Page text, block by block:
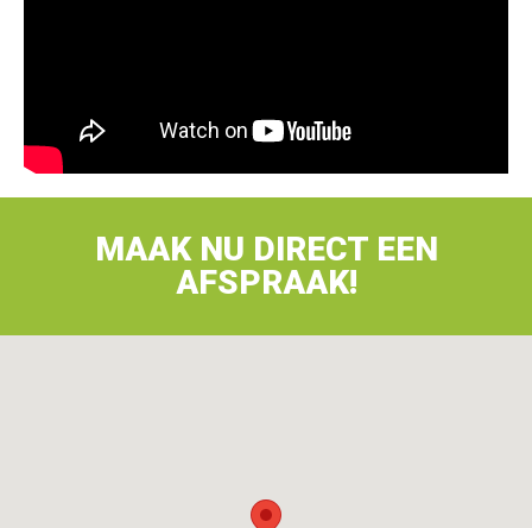
MAAK NU DIRECT EEN
AFSPRAAK!